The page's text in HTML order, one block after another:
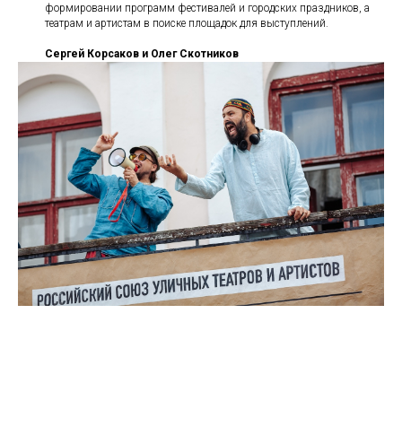
формировании программ фестивалей и городских праздников, а
театрам и артистам в поиске площадок для выступлений.
Сергей Корсаков и Олег Скотников